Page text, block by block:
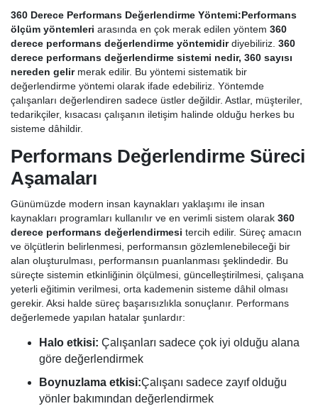
360 Derece Performans Değerlendirme Yöntemi:Performans
ölçüm yöntemleri arasında en çok merak edilen yöntem 360
derece performans değerlendirme yöntemidirdiyebiliriz. 360
derece performans değerlendirme sistemi nedir, 360 sayısı
nereden gelirmerak edilir. Bu yöntemi sistematik bir
değerlendirme yöntemi olarak ifade edebiliriz. Yöntemde
çalışanları değerlendiren sadece üstler değildir. Astlar, müşteriler,
tedarikçiler, kısacası çalışanın iletişim halinde olduğu herkes bu
sisteme dâhildir.
Performans Değerlendirme Süreci
Aşamaları
Günümüzde modern insan kaynakları yaklaşımı ile insan
kaynakları programları kullanılır ve en verimli sistem olarak 360
derece performans değerlendirmesi tercih edilir. Süreç amacın
ve ölçütlerin belirlenmesi, performansın gözlemlenebileceği bir
alan oluşturulması, performansın puanlanması şeklindedir. Bu
süreçte sistemin etkinliğinin ölçülmesi, güncelleştirilmesi, çalışana
yeterli eğitimin verilmesi, orta kademenin sisteme dâhil olması
gerekir. Aksi halde süreç başarısızlıkla sonuçlanır. Performans
değerlemede yapılan hatalar şunlardır:
Halo etkisi: Çalışanları sadece çok iyi olduğu alana
göre değerlendirmek
Boynuzlama etkisi:Çalışanı sadece zayıf olduğu
yönler bakımından değerlendirmek